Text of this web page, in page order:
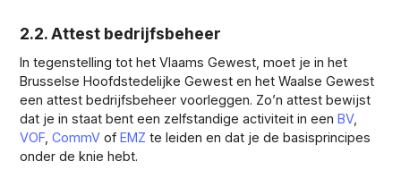
2.2. Attest bedrijfsbeheer
In tegenstelling tot het Vlaams Gewest, moet je in het
Brusselse Hoofdstedelijke Gewest en het Waalse Gewest
een attest bedrijfsbeheer voorleggen. Zo’n attest bewijst
dat je in staat bent een zelfstandige activiteit in eenBV,
VOF ,CommVofEMZ te leiden en dat je de basisprincipes
onder de knie hebt.